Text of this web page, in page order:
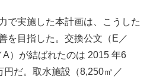
で実施した本計画は、こうした
を目指した。交換公文（E／
）が結ばれたのは 2015 年6
円だ。取水施設（8,250㎥／